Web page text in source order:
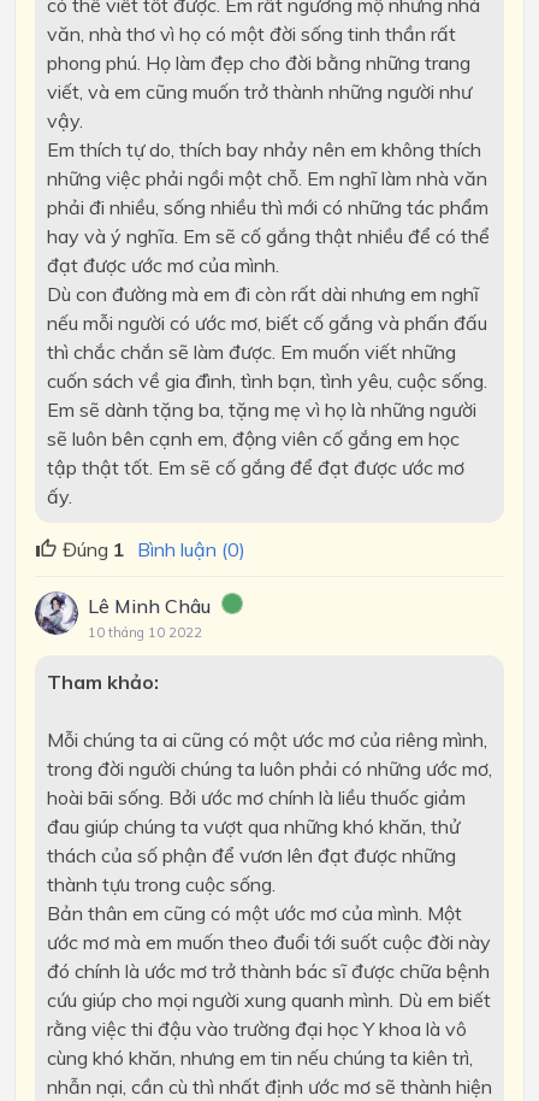
có thể viết tốt được. Em rất ngưỡng mộ những nhà
văn, nhà thơ vì họ có một đời sống tinh thần rất
phong phú. Họ làm đẹp cho đời bằng những trang
viết, và em cũng muốn trở thành những người như
vậy.
Em thích tự do, thích bay nhảy nên em không thích
những việc phải ngồi một chỗ. Em nghĩ làm nhà văn
phải đi nhiều, sống nhiều thì mới có những tác phẩm
hay và ý nghĩa. Em sẽ cố gắng thật nhiều để có thể
đạt được ước mơ của mình.
Dù con đường mà em đi còn rất dài nhưng em nghĩ
nếu mỗi người có ước mơ, biết cố gắng và phấn đấu
thì chắc chắn sẽ làm được. Em muốn viết những
cuốn sách về gia đình, tình bạn, tình yêu, cuộc sống.
Em sẽ dành tặng ba, tặng mẹ vì họ là những người
sẽ luôn bên cạnh em, động viên cố gắng em học
tập thật tốt. Em sẽ cố gắng để đạt được ước mơ
ấy.
Đúng 1 Bình luận (0)
Lê Minh Châu
10 tháng 10 2022
Tham khảo:
Mỗi chúng ta ai cũng có một ước mơ của riêng mình,
trong đời người chúng ta luôn phải có những ước mơ,
hoài bãi sống. Bởi ước mơ chính là liều thuốc giảm
đau giúp chúng ta vượt qua những khó khăn, thử
thách của số phận để vươn lên đạt được những
thành tựu trong cuộc sống.
Bản thân em cũng có một ước mơ của mình. Một
ước mơ mà em muốn theo đuổi tới suốt cuộc đời này
đó chính là ước mơ trở thành bác sĩ được chữa bệnh
cứu giúp cho mọi người xung quanh mình. Dù em biết
rằng việc thi đậu vào trường đại học Y khoa là vô
cùng khó khăn, nhưng em tin nếu chúng ta kiên trì,
nhẫn nại, cần cù thì nhất định ước mơ sẽ thành hiện